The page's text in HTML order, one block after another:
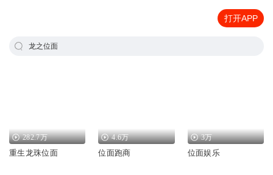
打开APP
龙之位面
282.7万
重生龙珠位面
4.6万
位面跑商
3万
位面娱乐